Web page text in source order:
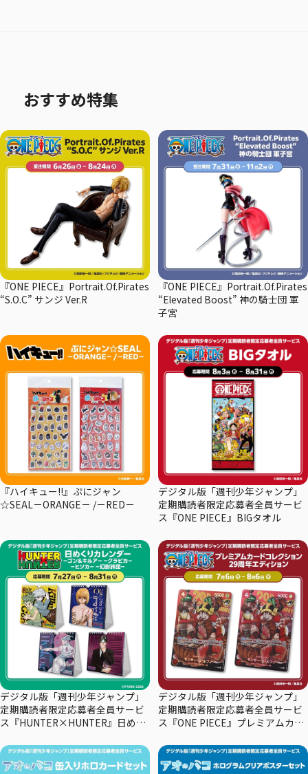
おすすめ特集
『ONE PIECE』Portrait.Of.Pirates
“S.O.C” サンジ Ver.R
『ONE PIECE』Portrait.Of.Pirates
“Elevated Boost” 神の騎士団 軍
子宮
『ハイキュー!!』ぷにジャン
☆SEAL－ORANGE－ /－RED－
デジタル版「週刊少年ジャンプ」
定期購読者限定応募者全員サービ
ス『ONE PIECE』BIGタオル
デジタル版「週刊少年ジャンプ」
定期購読者限定応募者全員サービ
ス『HUNTER×HUNTER』日めく
デジタル版「週刊少年ジャンプ」
定期購読者限定応募者全員サービ
ス『ONE PIECE』プレミアムカー
ン